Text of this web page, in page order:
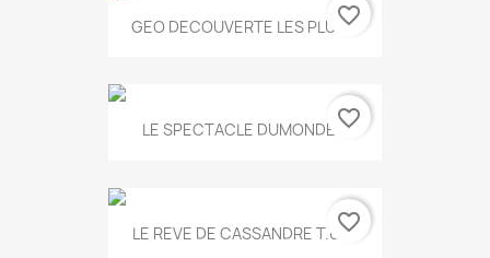
GEO DECOUVERTE LES PLUS...
favorite_border
LE SPECTACLE DUMONDE...favorite_border
LE REVE DE CASSANDRE T.634
favorite_border